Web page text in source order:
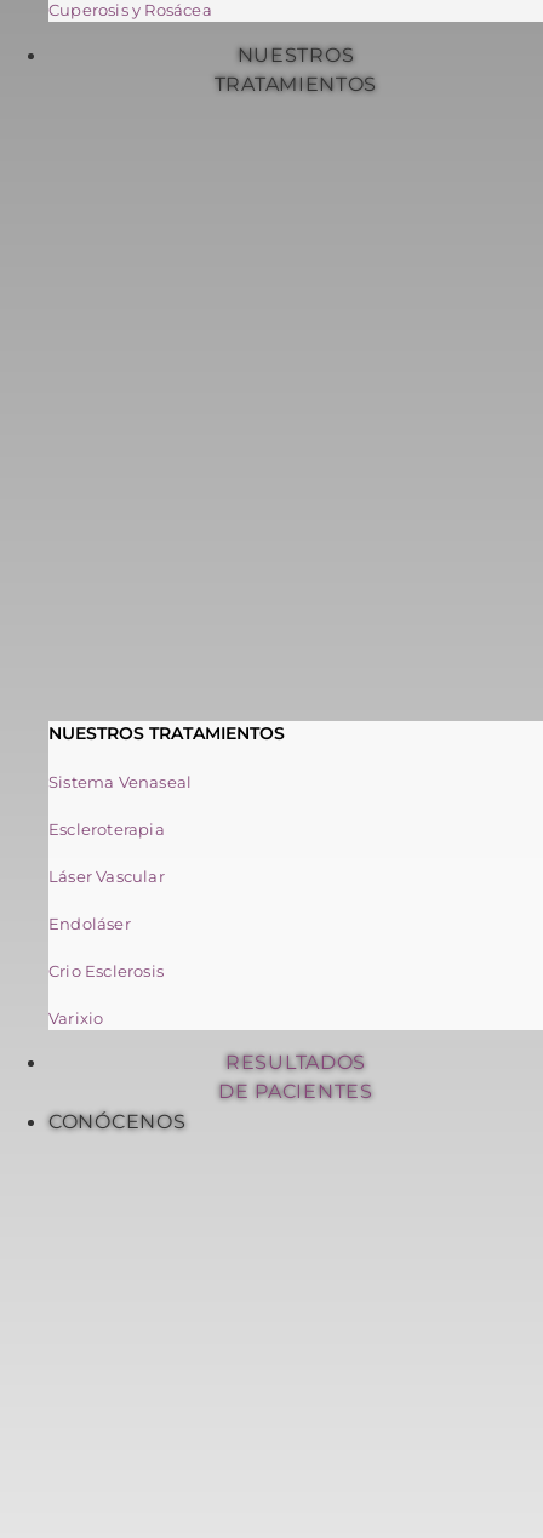
Cuperosis y Rosácea
NUESTROS
TRATAMIENTOS
NUESTROS TRATAMIENTOS
Sistema Venaseal
Escleroterapia
Láser Vascular
Endoláser
Crio Esclerosis
Varixio
RESULTADOS
DE PACIENTES
CONÓCENOS